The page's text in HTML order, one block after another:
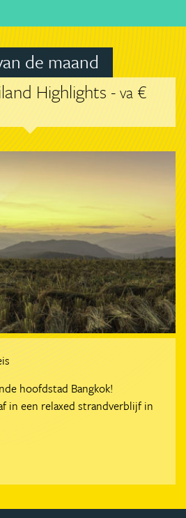
de maand
Highlights -va €
hoofdstad Bangkok!
in een relaxed strandverblijf in